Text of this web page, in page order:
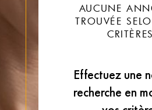
AUCUNE
TROUVÉE
CRITÈRES
Effectuez une
recherche en